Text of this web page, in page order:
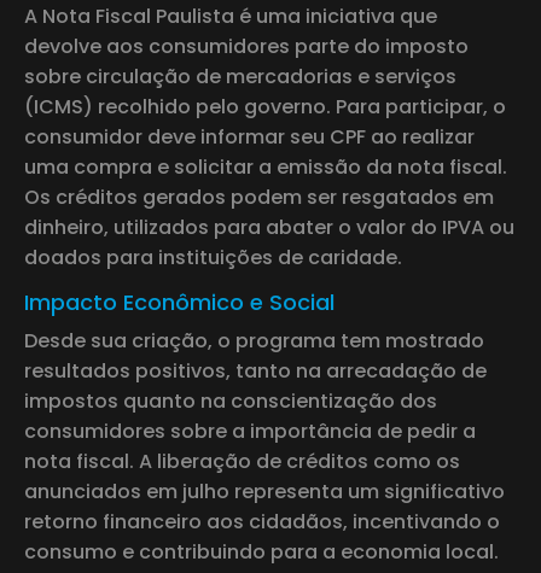
A Nota Fiscal Paulista é uma iniciativa que
devolve aos consumidores parte do imposto
sobre circulação de mercadorias e serviços
(ICMS) recolhido pelo governo. Para participar, o
consumidor deve informar seu CPF ao realizar
uma compra e solicitar a emissão da nota fiscal.
Os créditos gerados podem ser resgatados em
dinheiro, utilizados para abater o valor do IPVA ou
doados para instituições de caridade.
Impacto Econômico e Social
Desde sua criação, o programa tem mostrado
resultados positivos, tanto na arrecadação de
impostos quanto na conscientização dos
consumidores sobre a importância de pedir a
nota fiscal. A liberação de créditos como os
anunciados em julho representa um significativo
retorno financeiro aos cidadãos, incentivando o
consumo e contribuindo para a economia local.